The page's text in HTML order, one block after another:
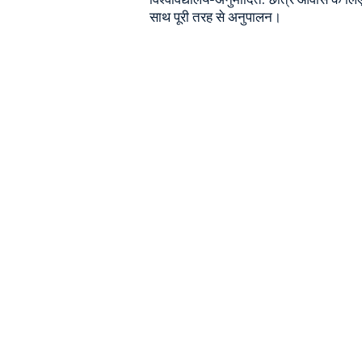
साथ पूरी तरह से अनुपालन।